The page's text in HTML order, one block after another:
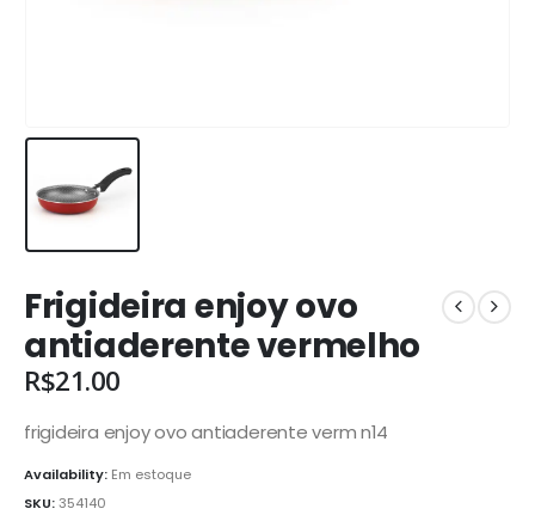
Frigideira enjoy ovo
antiaderente vermelho
R$21.00
frigideira enjoy ovo antiaderente verm n14
Availability: Em estoque
SKU:354140